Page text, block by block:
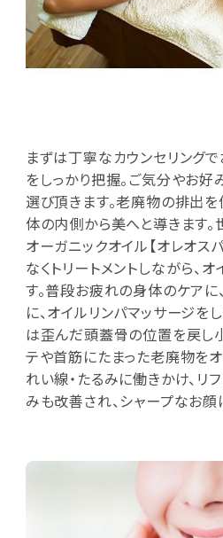
まずは丁寧なカウンセリング
をしっかり把握。ご気分やお
選び頂きます。老廃物の排出
体の内側から美へと導きます
オーガニックオイル【オレオス
なくトリートメントしながら、
す。普段お疲れの身体のケアに
に、オイルリンパマッサージを
は歪んだ頭蓋骨の位置を戻し
テや首筋にたまった老廃物を
れい線・たるみに働きかけ、リ
みも改善され、シャープなお顔